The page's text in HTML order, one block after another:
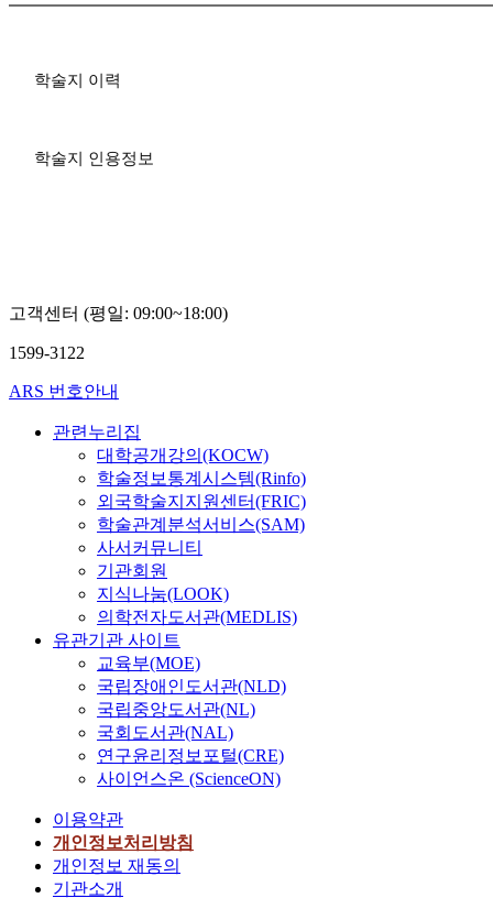
학술지 이력
학술지 인용정보
고객센터 (평일: 09:00~18:00)
1599-3122
ARS 번호안내
관련누리집
대학공개강의(KOCW)
학술정보통계시스템(Rinfo)
외국학술지지원센터(FRIC)
학술관계분석서비스(SAM)
사서커뮤니티
기관회원
지식나눔(LOOK)
의학전자도서관(MEDLIS)
유관기관 사이트
교육부(MOE)
국립장애인도서관(NLD)
국립중앙도서관(NL)
국회도서관(NAL)
연구윤리정보포털(CRE)
사이언스온 (ScienceON)
이용약관
개인정보처리방침
개인정보 재동의
기관소개